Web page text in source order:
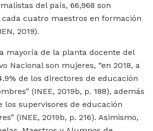
del país, 66,968 son
cuatro maestros en formación
2019).
mayoría de la planta docente del
Nacional son mujeres, “en 2018, a
de los directores de educación
(INEE, 2019b, p. 188), además
los supervisores de educación
(INEE, 2019b, p. 216). Asimismo,